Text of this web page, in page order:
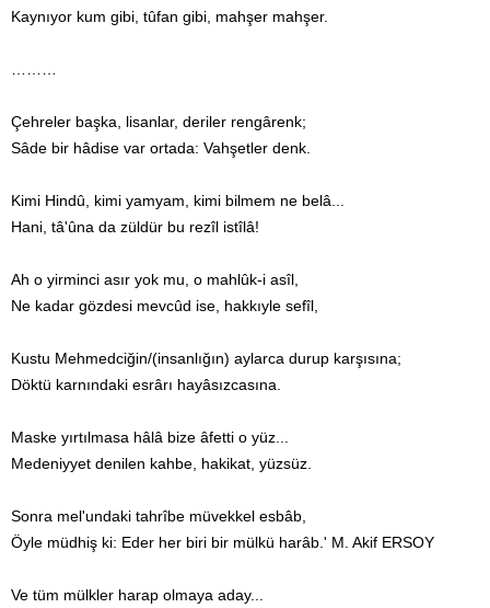
Kaynıyor kum gibi, tûfan gibi, mahşer mahşer.
Çehreler başka, lisanlar, deriler rengârenk;
Sâde bir hâdise var ortada: Vahşetler denk.
Kimi Hindû, kimi yamyam, kimi bilmem ne belâ...
Hani, tâ'ûna da züldür bu rezîl istîlâ!
Ah o yirminci asır yok mu, o mahlûk-i asîl,
Ne kadar gözdesi mevcûd ise, hakkıyle sefîl,
Kustu Mehmedciğin/(insanlığın) aylarca durup karşısına;
Döktü karnındaki esrârı hayâsızcasına.
Maske yırtılmasa hâlâ bize âfetti o yüz...
Medeniyyet denilen kahbe, hakikat, yüzsüz.
Sonra mel'undaki tahrîbe müvekkel esbâb,
Öyle müdhiş ki: Eder her biri bir mülkü harâb.' M. Akif ERSOY
Ve tüm mülkler harap olmaya aday...